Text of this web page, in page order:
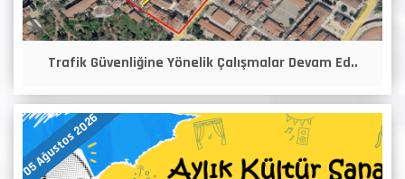
Trafik Güvenliğine Yönelik Çalışmalar Devam Ed..
05 Ağustos 2026